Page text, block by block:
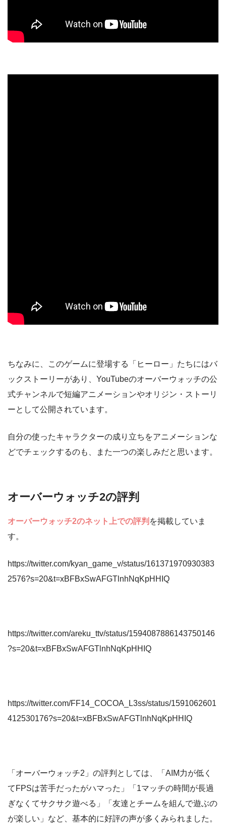
ちなみに、このゲームに登場する「ヒーロー」たちにはバ
ックストーリーがあり、YouTubeのオーバーウォッチの公
式チャンネルで短編アニメーションやオリジン・ストーリ
ーとして公開されています。
自分の使ったキャラクターの成り立ちをアニメーションな
どでチェックするのも、また一つの楽しみだと思います。
オーバーウォッチ2の評判
オーバーウォッチ2のネット上での評判 を掲載していま
す。
https://twitter.com/kyan_game_v/status/161371970930383
2576?s=20&t=xBFBxSwAFGTlnhNqKpHHIQ
https://twitter.com/areku_ttv/status/1594087886143750146
?s=20&t=xBFBxSwAFGTlnhNqKpHHIQ
https://twitter.com/FF14_COCOA_L3ss/status/1591062601
412530176?s=20&t=xBFBxSwAFGTlnhNqKpHHIQ
「オーバーウォッチ2」の評判としては、「AIM力が低く
てFPSは苦手だったがハマった」「1マッチの時間が長過
ぎなくてサクサク遊べる」「友達とチームを組んで遊ぶの
が楽しい」など、基本的に好評の声が多くみられました。